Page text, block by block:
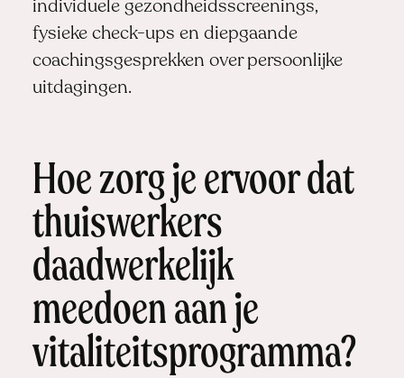
individuele gezondheidsscreenings,
fysieke check-ups en diepgaande
coachingsgesprekken over persoonlijke
uitdagingen.
Hoe zorg je ervoor dat
thuiswerkers
daadwerkelijk
meedoen aan je
vitaliteitsprogramma?